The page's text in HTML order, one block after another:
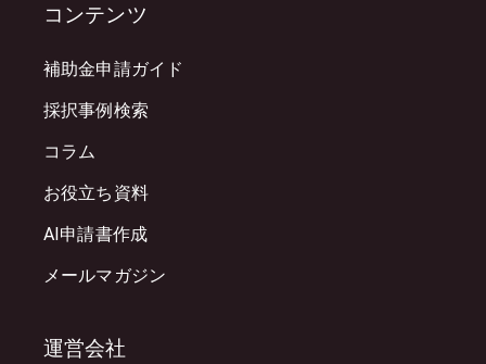
コンテンツ
補助金申請ガイド
採択事例検索
コラム
お役立ち資料
AI申請書作成
メールマガジン
運営会社